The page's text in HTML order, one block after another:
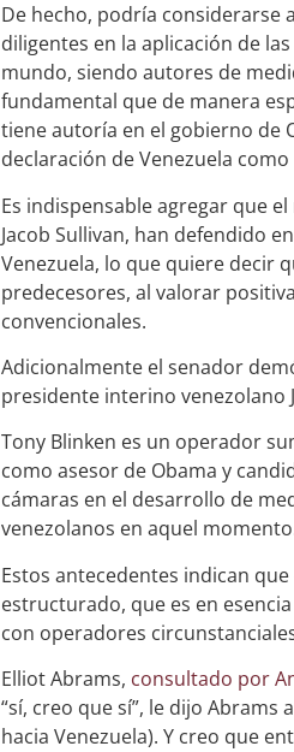
De hecho, podría considerarse
diligentes en la aplicación de
mundo, siendo autores de
fundamental que de manera
tiene autoría en el gobierno de
declaración de Venezuela
Es indispensable agregar que
Jacob Sullivan, han defendido
Venezuela, lo que quiere decir
predecesores, al valorar
convencionales.
Adicionalmente el senador
presidente interino venezolano
Tony Blinken es un operador
como asesor de Obama y
cámaras en el desarrollo de
venezolanos en aquel
Estos antecedentes indican
estructurado, que es en
con operadores
Elliot Abrams, consultado por
“sí, creo que sí”, le dijo
hacia Venezuela). Y creo que